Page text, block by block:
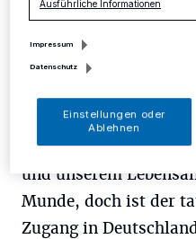
M ettmann.Der
und unserem
Munde, doch ist der
Zugang in
Ausführliche Informationen
Impressum
Datenschutz
Einstellungen oder
Ablehnen